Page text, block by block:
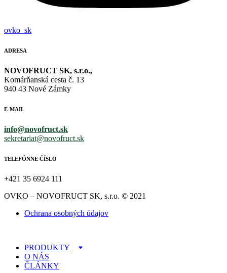
ovko_sk
ADRESA
NOVOFRUCT SK, s.r.o.,
Komárňanská cesta č. 13
940 43 Nové Zámky
E-MAIL
info@novofruct.sk
sekretariat@novofruct.sk
TELEFÓNNE ČÍSLO
+421 35 6924 111
OVKO – NOVOFRUCT SK, s.r.o. © 2021
Ochrana osobných údajov
PRODUKTY
O NÁS
ČLÁNKY